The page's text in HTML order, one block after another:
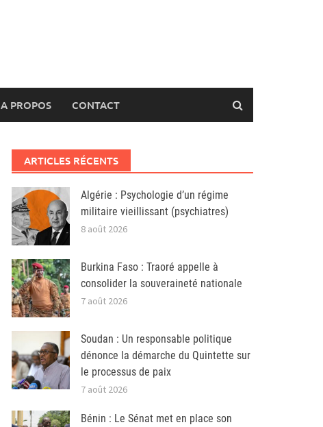
A PROPOS CONTACT
ARTICLES RÉCENTS
Algérie : Psychologie d’un régime
militaire vieillissant (psychiatres)
8 août 2026
Burkina Faso : Traoré appelle à
consolider la souveraineté nationale
7 août 2026
Soudan : Un responsable politique
dénonce la démarche du Quintette sur
le processus de paix
7 août 2026
Bénin : Le Sénat met en place son